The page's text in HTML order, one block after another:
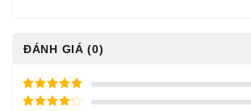
ĐÁNH GIÁ (0)
5/ 5 điểm